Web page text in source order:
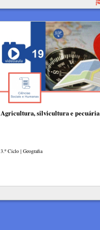
Agricultura, silvicultura e pecuária
3.º Ciclo | Geografia